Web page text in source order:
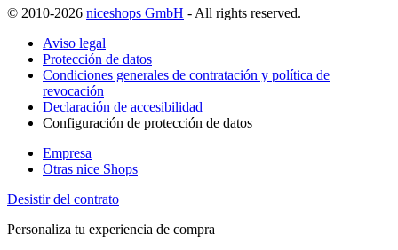
© 2010-2026 niceshops GmbH - All rights reserved.
Aviso legal
Protección de datos
Condiciones generales de contratación y política de
revocación
Declaración de accesibilidad
Configuración de protección de datos
Empresa
Otras nice Shops
Desistir del contrato
Personaliza tu experiencia de compra